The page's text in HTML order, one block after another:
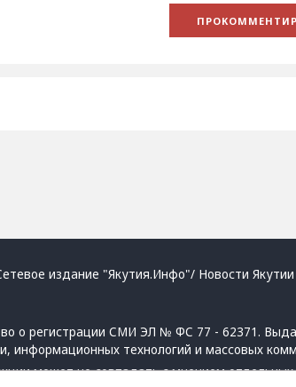
издание "Якутия.Инфо"/ Новости Якутии
о регистрации СМИ ЭЛ № ФС 77 - 62371.
информационных технологий и массовых
может не совпадать с мнением отдельных